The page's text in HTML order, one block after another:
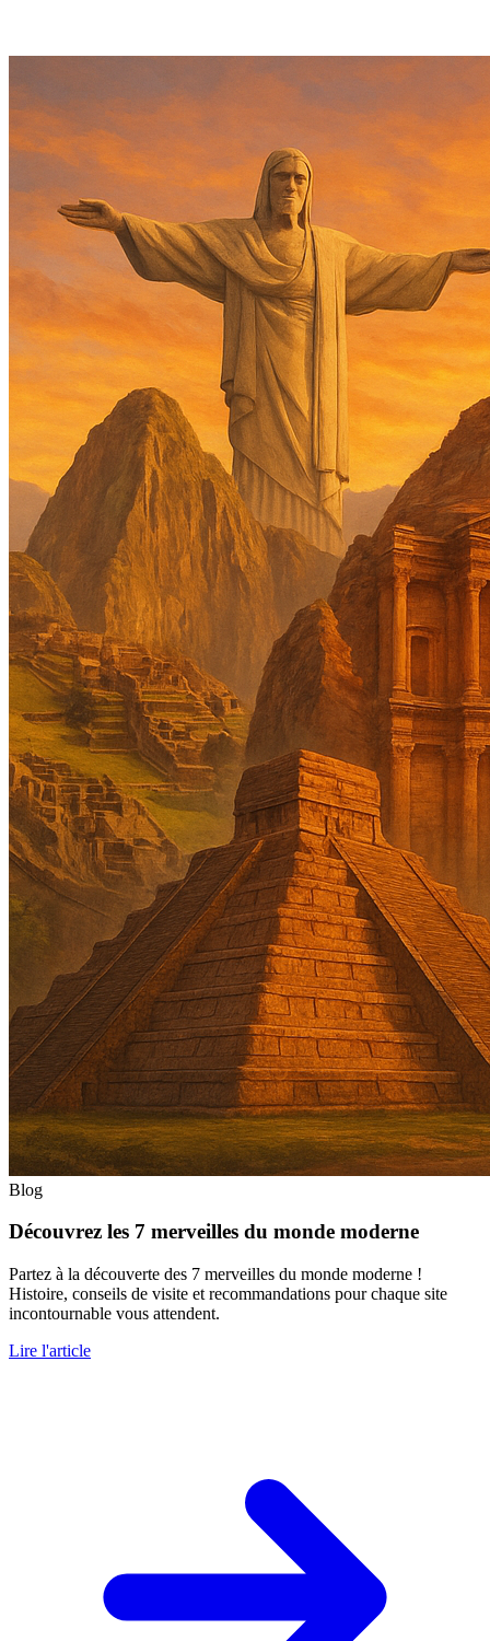
Blog
Découvrez les 7 merveilles du monde moderne
Partez à la découverte des 7 merveilles du monde moderne !
Histoire, conseils de visite et recommandations pour chaque site
incontournable vous attendent.
Lire l'article